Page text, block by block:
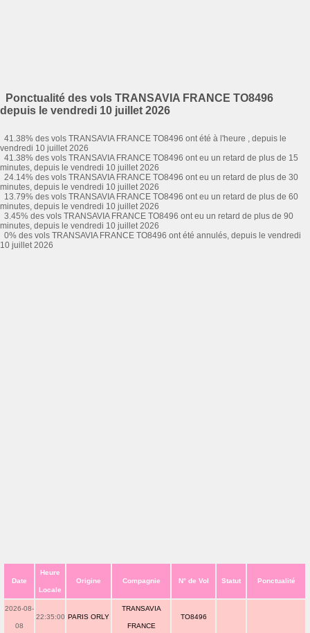
Ponctualité des vols TRANSAVIA FRANCE TO8496
depuis le vendredi 10 juillet 2026
41.38% des vols TRANSAVIA FRANCE TO8496 ont été à l'heure , depuis le
vendredi 10 juillet 2026
41.38% des vols TRANSAVIA FRANCE TO8496 ont eu un retard de plus de 15
minutes, depuis le vendredi 10 juillet 2026
24.14% des vols TRANSAVIA FRANCE TO8496 ont eu un retard de plus de 30
minutes, depuis le vendredi 10 juillet 2026
13.79% des vols TRANSAVIA FRANCE TO8496 ont eu un retard de plus de 60
minutes, depuis le vendredi 10 juillet 2026
3.45% des vols TRANSAVIA FRANCE TO8496 ont eu un retard de plus de 90
minutes, depuis le vendredi 10 juillet 2026
0% des vols TRANSAVIA FRANCE TO8496 ont été annulés, depuis le vendredi
10 juillet 2026
Date
Heure
Locale
Origine Compagnie N° de Vol Statut Ponctualité
2026-08-
08
22:35:00 PARIS ORLY
TRANSAVIA
FRANCE
TO8496